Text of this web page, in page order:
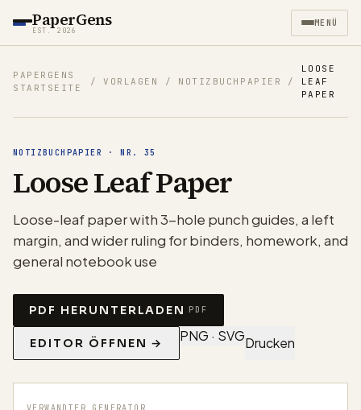
PaperGens
EST. 2026
MENÜ
PAPERGENS
STARTSEITE
/ VORLAGEN / NOTIZBUCHPAPIER /
LOOSE
LEAF
PAPER
NOTIZBUCHPAPIER ·NR. 35
Loose Leaf Paper
Loose-leaf paper with 3-hole punch guides, a left
margin, and wider ruling for binders, homework, and
general notebook use
PDF HERUNTERLADEN PDF
EDITOR ÖFFNEN → PNG · SVGDrucken